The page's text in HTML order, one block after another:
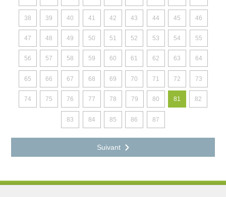
38 39 40 41 42 43 44 45 46
47 48 49 50 51 52 53 54 55
56 57 58 59 60 61 62 63 64
65 66 67 68 69 70 71 72 73
74 75 76 77 78 79 80 81 82
83 84 85 86 87